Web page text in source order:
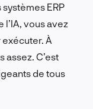
ERP
vous avez
À
assez. C’est
de tous